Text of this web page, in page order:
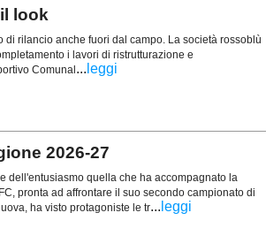
look
di rilancio anche fuori dal campo. La società rossoblù
i lavori di ristrutturazione e
Comunal ... leggi
2026-27
dell'entusiasmo quella che ha accompagnato la
pronta ad affrontare il suo secondo campionato di
ha visto protagoniste le tr... leggi